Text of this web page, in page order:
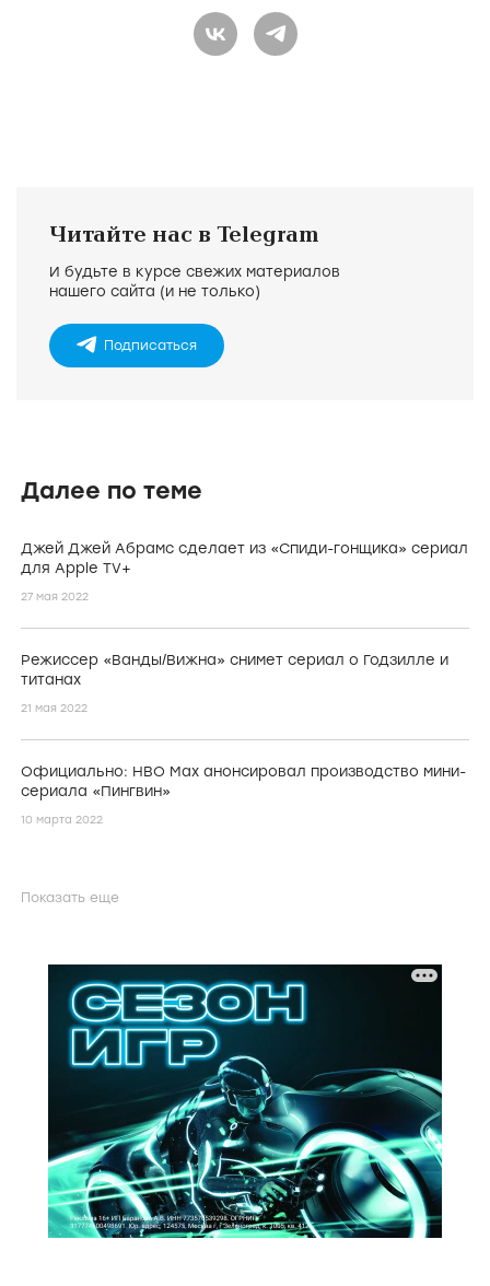
Читайте нас в Telegram
И будьте в курсе свежих материалов
нашего сайта (и не только)
Подписаться
Далее по теме
Джей Джей Абрамс сделает из «Спиди-гонщика» сериал
для Apple TV+
27 мая 2022
Режиссер «Ванды/Вижна» снимет сериал о Годзилле и
титанах
21 мая 2022
Официально: HBO Max анонсировал производство мини-
сериала «Пингвин»
10 марта 2022
Показать еще